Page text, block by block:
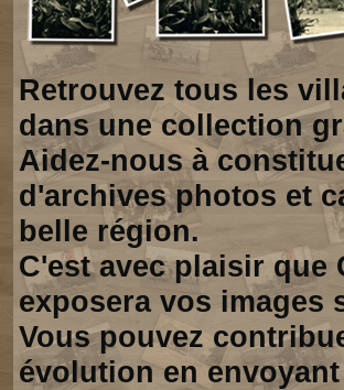
Retrouvez tous les
dans une collection
Aidez-nous à
d'archives photos et
belle région.
C'est avec plaisir que
exposera vos images
Vous pouvez
évolution en